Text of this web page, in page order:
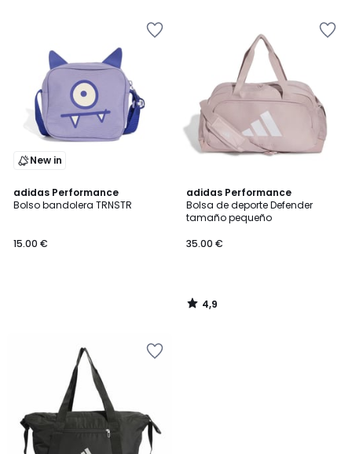
New in
adidas Performance
Bolso bandolera TRNSTR
15.00 €
adidas Performance
Bolsa de deporte Defender
tamaño pequeño
35.00 €
4,9
/ 5
4,9
/